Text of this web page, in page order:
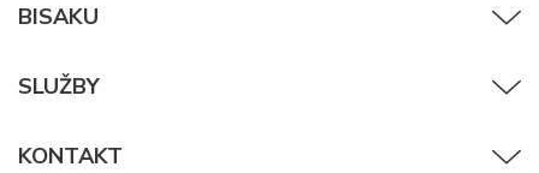
BISAKU
SLUŽBY
KONTAKT